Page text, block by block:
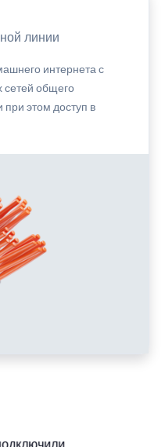
линии
интернета с
сетей общего
этом доступ в